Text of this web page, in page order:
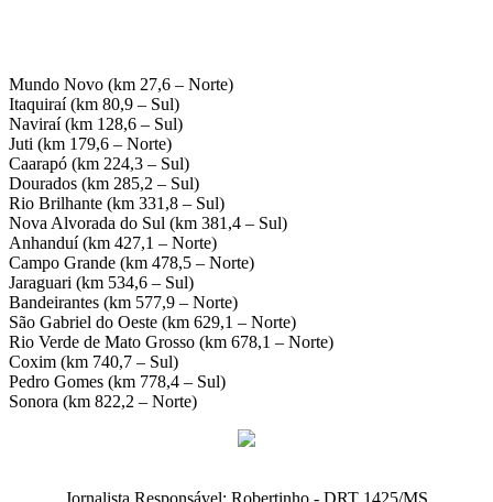
Mundo Novo (km 27,6 – Norte)
Itaquiraí (km 80,9 – Sul)
Naviraí (km 128,6 – Sul)
Juti (km 179,6 – Norte)
Caarapó (km 224,3 – Sul)
Dourados (km 285,2 – Sul)
Rio Brilhante (km 331,8 – Sul)
Nova Alvorada do Sul (km 381,4 – Sul)
Anhanduí (km 427,1 – Norte)
Campo Grande (km 478,5 – Norte)
Jaraguari (km 534,6 – Sul)
Bandeirantes (km 577,9 – Norte)
São Gabriel do Oeste (km 629,1 – Norte)
Rio Verde de Mato Grosso (km 678,1 – Norte)
Coxim (km 740,7 – Sul)
Pedro Gomes (km 778,4 – Sul)
Sonora (km 822,2 – Norte)
Jornalista Responsável: Robertinho - DRT 1425/MS